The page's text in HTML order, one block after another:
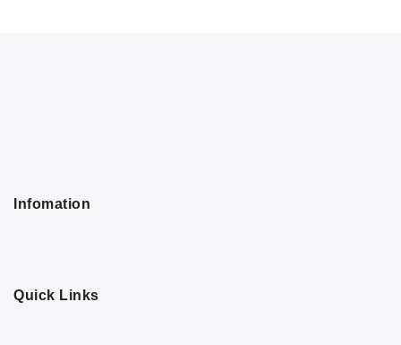
Infomation
Quick Links